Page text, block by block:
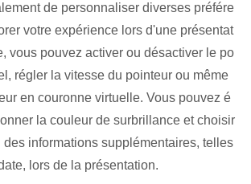
de personnaliser diverses préfére
votre expérience lors d'une présentat
vous pouvez activer ou désactiver le po
régler la vitesse du pointeur ou même
en couronne virtuelle. Vous pouvez é
la couleur de surbrillance et choisir
des informations supplémentaires, telles
lors de la présentation.